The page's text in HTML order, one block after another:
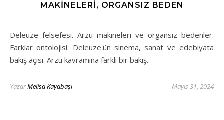
MAKINELERI, ORGANSIZ BEDEN
Deleuze felsefesi. Arzu makineleri ve organsız bedenler.
Farklar ontolojisi. Deleuze'ün sinema, sanat ve edebiyata
bakış açısı. Arzu kavramına farklı bir bakış.
YazarMelisa Kayabaşı Mayıs 31, 2024